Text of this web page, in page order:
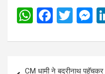
W
at
s
F
ce
b
T
tt
CM धामी ने बद्रीनाथ पहुॅचकर